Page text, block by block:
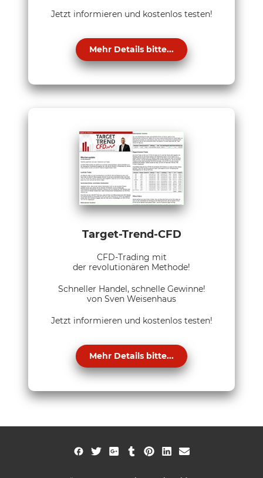
Jetzt informieren und kostenlos testen!
Mehr Details bitte...
Target-Trend-CFD
CFD-Trading mit
der revolutionären Methode!
Schneller Handel, schnelle Gewinne!
von Sven Weisenhaus
Jetzt informieren und kostenlos testen!
Mehr Details bitte...